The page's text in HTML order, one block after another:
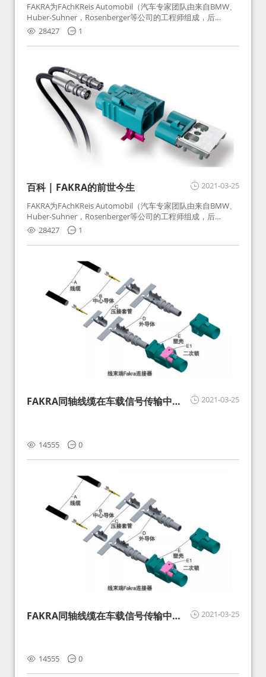
FAKRA为FAchKReis Automobil（汽车专家团队由来自BMW、
Huber-Suhner，Rosenberger等公司的工程师组成，后
Huber-Suhner相关连接器业务及技术在2010年并入
Rosenberger）缩写。起初为BMW需求用于车载收音机天线连
接，如今FAKRA已成为汽车行业通用标准的射频连接器，被业
28427 1
2021-03-25
百科 | FAKRA的前世今生
FAKRA为FAchKReis Automobil（汽车专家团队由来自BMW、
Huber-Suhner，Rosenberger等公司的工程师组成，后
Huber-Suhner相关连接器业务及技术在2010年并入
Rosenberger）缩写。起初为BMW需求用于车载收音机天线连
接，如今FAKRA已成为汽车行业通用标准的射频连接器，被业
28427 1
2021-03-25
FAKRA同轴线缆在车载信号传输中的
14555 0
2021-03-25
FAKRA同轴线缆在车载信号传输中的
14555 0